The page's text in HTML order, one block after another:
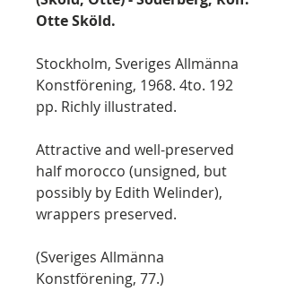
Otte Sköld.
Stockholm, Sveriges Allmänna
Konstförening, 1968. 4to. 192
pp. Richly illustrated.
Attractive and well-preserved
half morocco (unsigned, but
possibly by Edith Welinder),
wrappers preserved.
(Sveriges Allmänna
Konstförening, 77.)